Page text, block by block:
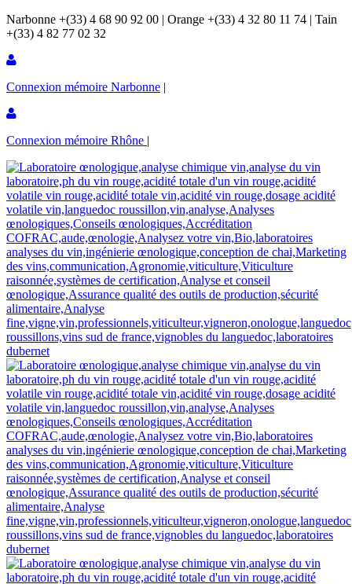
Narbonne +(33) 4 68 90 92 00 | Orange +(33) 4 32 80 11 74 | Tain
+(33) 4 82 77 02 32
Connexion mémoire Narbonne |
Connexion mémoire Rhône |